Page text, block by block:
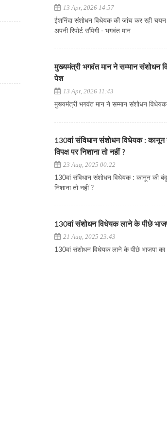
13 Apr, 2026 14:57
ईशनिंदा संशोधन विधेयक की जांच कर रही चयन
अपनी रिपोर्ट सौंपेगी - भगवंत मान
मुख्यमंत्री भगवंत मान ने सम्मान संशोधन
पेश
13 Apr, 2026 11:43
मुख्यमंत्री भगवंत मान ने सम्मान संशोधन
130वां संविधान संशोधन विधेयक :
विपक्ष पर निशाना तो नहीं ?
23 Aug, 2025 00:22
130वां संविधान संशोधन विधेयक : कानून की
निशाना तो नहीं ?
130वां संशोधन विधेयक लाने के पीछे
21 Aug, 2025 23:43
130वां संशोधन विधेयक लाने के पीछे भाजपा का